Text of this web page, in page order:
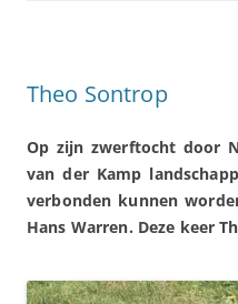
Theo Sontrop
Op zijn zwerftocht door
van der Kamp
verbonden kunnen
Hans Warren. Deze keer